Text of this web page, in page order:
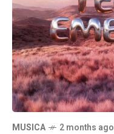
MUSICA 2 months ago